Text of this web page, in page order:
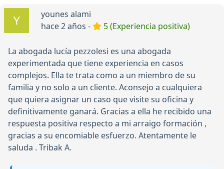
younes alami
hace 2 años -
5 (Experiencia positiva)
La abogada lucía pezzolesi es una abogada
experimentada que tiene experiencia en casos
complejos. Ella te trata como a un miembro de su
familia y no solo a un cliente. Aconsejo a cualquiera
que quiera asignar un caso que visite su oficina y
definitivamente ganará. Gracias a ella he recibido una
respuesta positiva respecto a mi arraigo formación ,
gracias a su encomiable esfuerzo. Atentamente le
saluda . Tribak A.